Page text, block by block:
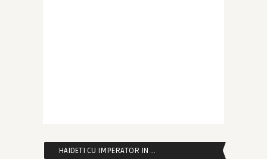
HAIDETI CU IMPERATOR IN …